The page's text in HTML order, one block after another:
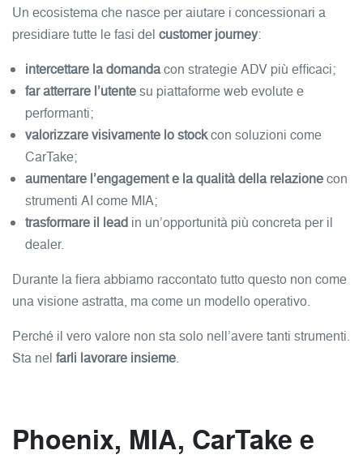
Un ecosistema che nasce per aiutare i concessionari a
presidiare tutte le fasi del customer journey:
intercettare la domandacon strategie ADV più efficaci;
far atterrare l’utentesu piattaforme web evolute e
performanti;
valorizzare visivamente lo stockcon soluzioni come
CarTake;
aumentare l’engagement e la qualità della relazionecon
strumenti AI come MIA;
trasformare il lead in un’opportunità più concreta per il
dealer.
Durante la fiera abbiamo raccontato tutto questo non come
una visione astratta, ma come un modello operativo.
Perché il vero valore non sta solo nell’avere tanti strumenti.
Sta nel farli lavorare insieme.
Phoenix, MIA, CarTake e